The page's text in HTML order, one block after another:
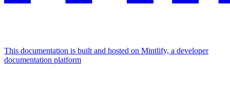
This documentation is built and hosted on Mintlify, a developer
documentation platform